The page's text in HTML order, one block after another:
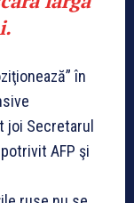
în
joi Secretarul
AFP şi